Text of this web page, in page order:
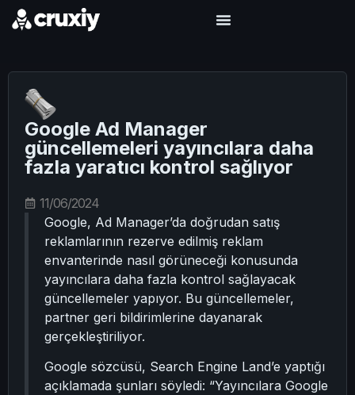
Google Ad Manager
güncellemeleri yayıncılara daha
fazla yaratıcı kontrol sağlıyor
11/06/2024
Google, Ad Manager’da doğrudan satış
reklamlarının rezerve edilmiş reklam
envanterinde nasıl görüneceği konusunda
yayıncılara daha fazla kontrol sağlayacak
güncellemeler yapıyor. Bu güncellemeler,
partner geri bildirimlerine dayanarak
gerçekleştiriliyor.
Google sözcüsü, Search Engine Land’e yaptığı
açıklamada şunları söyledi: “Yayıncılara Google